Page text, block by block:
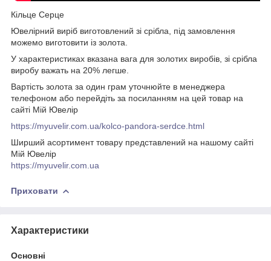
Кільце Серце
Ювелірний виріб виготовлений зі срібла, під замовлення
можемо виготовити із золота.
У характеристиках вказана вага для золотих виробів, зі срібла
виробу важать на 20% легше.
Вартість золота за один грам уточнюйте в менеджера
телефоном або перейдіть за посиланням на цей товар на
сайті Мій Ювелір
https://myuvelir.com.ua/kolco-pandora-serdce.html
Ширший асортимент товару представлений на нашому сайті
Мій Ювелір
https://myuvelir.com.ua
Приховати
Характеристики
Основні